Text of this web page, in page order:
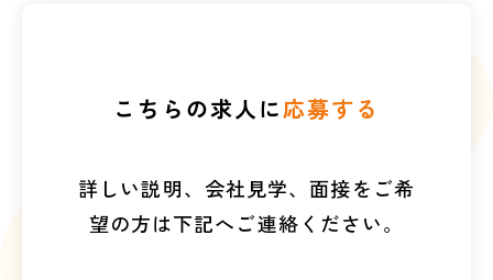
こちらの求人に応募する
詳しい説明、会社見学、面接をご希
望の方は下記へご連絡ください。